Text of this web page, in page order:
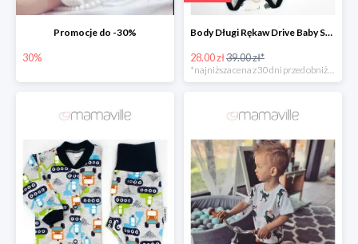
Promocje do -30%
30%
Body Długi Rękaw Drive Baby Sparrow -28%
28.00 zł39.00 zł*
*najniższa cena z 30 dni przed obniżką